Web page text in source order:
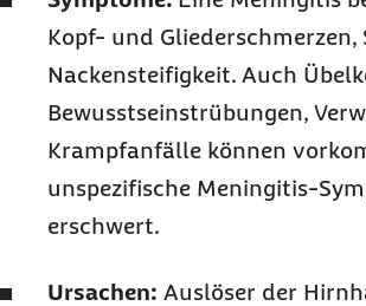
Kopf- und
Nackensteifigkeit. Auch
Bewusstseinstrübungen,
Krampfanfälle können
unspezifische Meningitis-
erschwert.
Ursachen: Auslöser der